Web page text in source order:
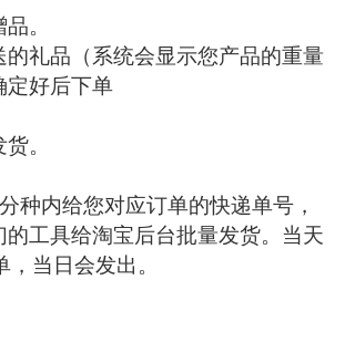
。
的礼品（系统会显示您产品的重量
定好后下单
。
种内给您对应订单的快递单号，
的工具给淘宝后台批量发货。当天
当日会发出。